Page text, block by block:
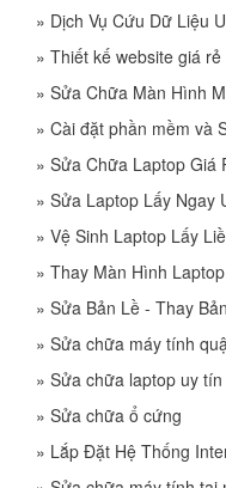
» Dịch Vụ Cứu Dữ Liệu
» Thiết kế website giá rẻ
» Sửa Chữa Màn Hình
» Cài đặt phần mềm và
» Sửa Chữa Laptop Giá
» Sửa Laptop Lấy Ngay
» Vệ Sinh Laptop Lấy
» Thay Màn Hình
» Sửa Bản Lề - Thay
» Sửa chữa máy tính
» Sửa chữa laptop uy tín
» Sửa chữa ổ cứng
» Lắp Đặt Hệ Thống